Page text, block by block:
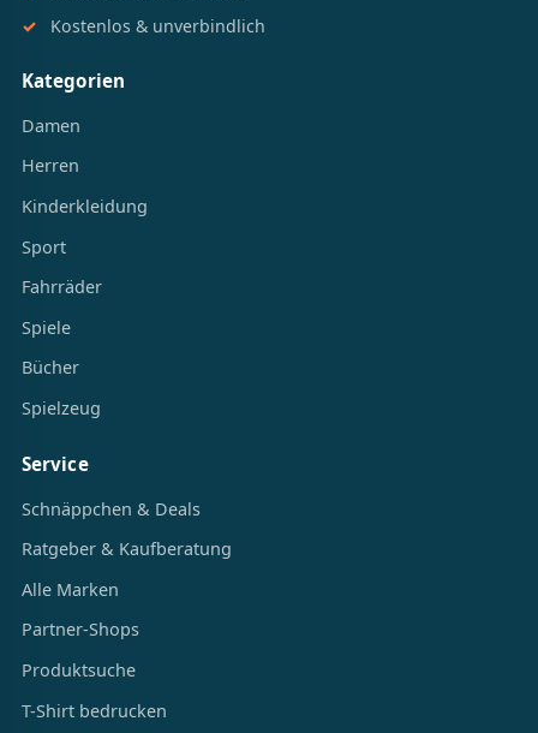
Kostenlos & unverbindlich
Kategorien
Damen
Herren
Kinderkleidung
Sport
Fahrräder
Spiele
Bücher
Spielzeug
Service
Schnäppchen & Deals
Ratgeber & Kaufberatung
Alle Marken
Partner-Shops
Produktsuche
T-Shirt bedrucken